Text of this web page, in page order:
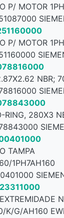
P/ MOTOR
P/ MOTOR
NBR;
RING, 280X3
TAMPA
1PH7AH160
K/G/AH160